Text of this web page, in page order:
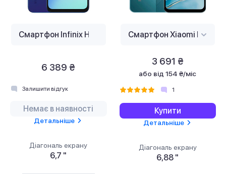
6 389 ₴
Залишити відгук
Немає в наявності
Детальніше
Діагональ екрану
6,7 "
3 691 ₴
або від 154 ₴/міс
1
Купити
Детальніше
Діагональ екрану
6,88 "